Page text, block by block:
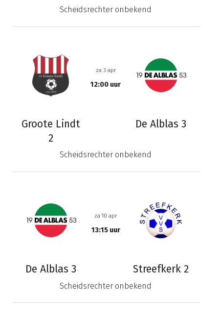
Scheidsrechter onbekend
Groote Lindt
2
za 3 apr
12:00 uur
De Alblas 3
Scheidsrechter onbekend
De Alblas 3
za 10 apr
13:15 uur
Streefkerk 2
Scheidsrechter onbekend